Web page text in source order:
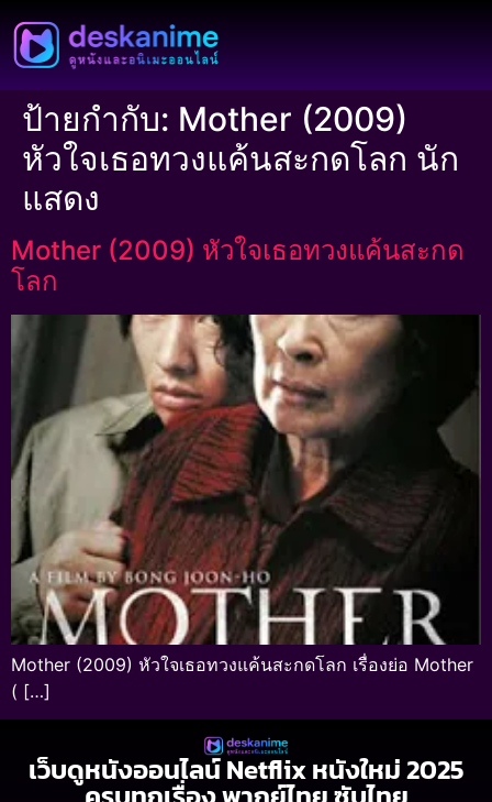
ป้ายกำกับ: Mother (2009)
หัวใจเธอทวงแค้นสะกดโลก นัก
แสดง
Mother (2009) หัวใจเธอทวงแค้นสะกด
โลก
Mother (2009) หัวใจเธอทวงแค้นสะกดโลก เรื่องย่อ Mother
( […]
เว็บดูหนังออนไลน์ Netflix หนังใหม่ 2025